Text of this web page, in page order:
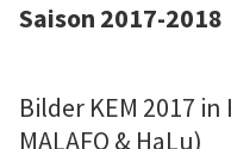
Saison 2017-2018
Bilder KEM 2017
MALAFO & HaLu)